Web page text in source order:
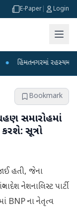
E-Paper Login
રહસ્યમય વાયરસ કે
Bookmark
સમારોહમાં
સૂત્રો
હતી, જેના
નેશનાલિસ્ટ પાર્ટી
BNP ના નેતૃત્વ